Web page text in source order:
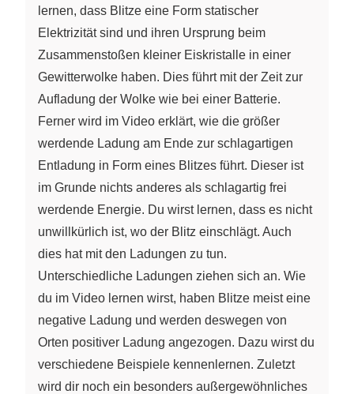
lernen, dass Blitze eine Form statischer
Elektrizität sind und ihren Ursprung beim
Zusammenstoßen kleiner Eiskristalle in einer
Gewitterwolke haben. Dies führt mit der Zeit zur
Aufladung der Wolke wie bei einer Batterie.
Ferner wird im Video erklärt, wie die größer
werdende Ladung am Ende zur schlagartigen
Entladung in Form eines Blitzes führt. Dieser ist
im Grunde nichts anderes als schlagartig frei
werdende Energie. Du wirst lernen, dass es nicht
unwillkürlich ist, wo der Blitz einschlägt. Auch
dies hat mit den Ladungen zu tun.
Unterschiedliche Ladungen ziehen sich an. Wie
du im Video lernen wirst, haben Blitze meist eine
negative Ladung und werden deswegen von
Orten positiver Ladung angezogen. Dazu wirst du
verschiedene Beispiele kennenlernen. Zuletzt
wird dir noch ein besonders außergewöhnliches